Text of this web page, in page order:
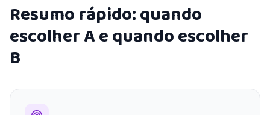
Resumo rápido: quando
escolher A e quando escolher
B